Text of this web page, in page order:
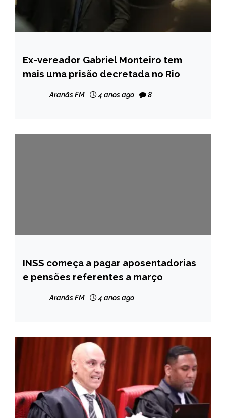
BRASIL
NOTÍCIAS
Ex-vereador Gabriel Monteiro tem
mais uma prisão decretada no Rio
Aranãs FM 4 anos ago 8
BRASIL
NOTÍCIAS
INSS começa a pagar aposentadorias
e pensões referentes a março
Aranãs FM 4 anos ago